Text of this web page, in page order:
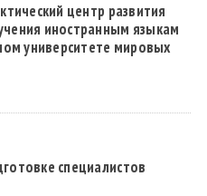
центр развития
иностранным языкам
университете мировых
специалистов